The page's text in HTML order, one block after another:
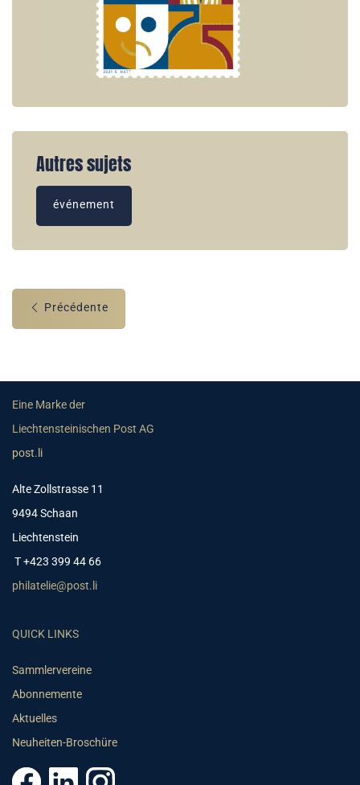
Autres sujets
événement
Précédente
Eine Marke der
Liechtensteinischen Post AG
post.li
Alte Zollstrasse 11
9494 Schaan
Liechtenstein
T +423 399 44 66
philatelie@post.li
QUICK LINKS
Sammlervereine
Abonnemente
Aktuelles
Neuheiten-Broschüre